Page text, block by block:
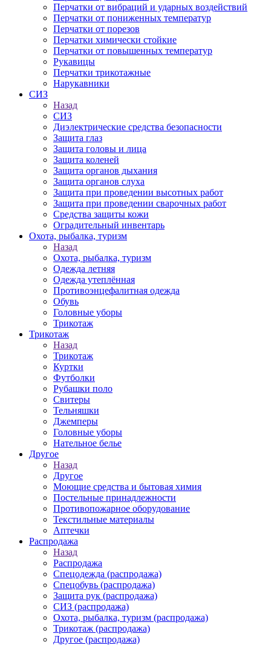
Перчатки от вибраций и ударных воздействий
Перчатки от пониженных температур
Перчатки от порезов
Перчатки химически стойкие
Перчатки от повышенных температур
Рукавицы
Перчатки трикотажные
Нарукавники
СИЗ
Назад
СИЗ
Диэлектрические средства безопасности
Защита глаз
Защита головы и лица
Защита коленей
Защита органов дыхания
Защита органов слуха
Защита при проведении высотных работ
Защита при проведении сварочных работ
Средства защиты кожи
Оградительный инвентарь
Охота, рыбалка, туризм
Назад
Охота, рыбалка, туризм
Одежда летняя
Одежда утеплённая
Противоэнцефалитная одежда
Обувь
Головные уборы
Трикотаж
Трикотаж
Назад
Трикотаж
Куртки
Футболки
Рубашки поло
Свитеры
Тельняшки
Джемперы
Головные уборы
Нательное белье
Другое
Назад
Другое
Моющие средства и бытовая химия
Постельные принадлежности
Противопожарное оборудование
Текстильные материалы
Аптечки
Распродажа
Назад
Распродажа
Спецодежда (распродажа)
Спецобувь (распродажа)
Защита рук (распродажа)
СИЗ (распродажа)
Охота, рыбалка, туризм (распродажа)
Трикотаж (распродажа)
Другое (распродажа)